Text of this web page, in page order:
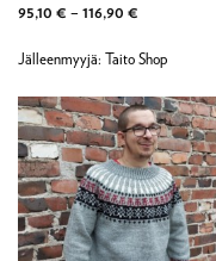
Arvostelu
4.33
95,10 € – 116,90 €Hintaluokka:
116,90 €
Jälleenmyyjä: Taito Shop